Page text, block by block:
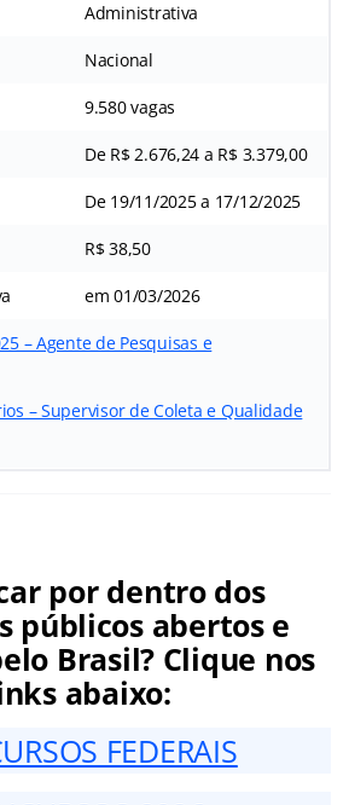
Administrativa
Nacional
9.580 vagas
De R$ 2.676,24 a R$ 3.379,00
De 19/11/2025 a 17/12/2025
R$ 38,50
em 01/03/2026
– Agente de Pesquisas e
– Supervisor de Coleta e Qualidade
por dentro dos
públicos abertos e
Brasil? Clique nos
abaixo:
FEDERAIS